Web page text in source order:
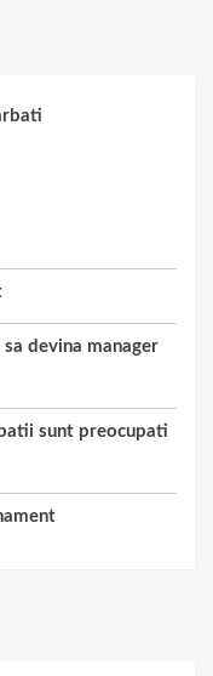
devina manager
sunt preocupati